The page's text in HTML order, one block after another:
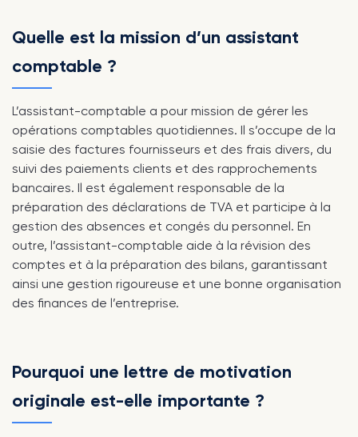
Quelle est la mission d’un assistant
comptable ?
L’assistant-comptable a pour mission de gérer les
opérations comptables quotidiennes. Il s’occupe de la
saisie des factures fournisseurs et des frais divers, du
suivi des paiements clients et des rapprochements
bancaires. Il est également responsable de la
préparation des déclarations de TVA et participe à la
gestion des absences et congés du personnel. En
outre, l’assistant-comptable aide à la révision des
comptes et à la préparation des bilans, garantissant
ainsi une gestion rigoureuse et une bonne organisation
des finances de l’entreprise.
Pourquoi une lettre de motivation
originale est-elle importante ?